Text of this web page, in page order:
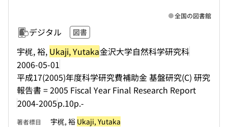
デジタル 図書
宇梶, 裕, Ukaji, Yutaka金沢大学自然科学研究科
2006-05-01
平成17(2005)年度科学研究費補助金 基盤研究(C) 研究
報告書 = 2005 Fiscal Year Final Research Report
2004-2005p.10p.-
全国の図書館
著者標目 宇梶, 裕 Ukaji, Yutaka